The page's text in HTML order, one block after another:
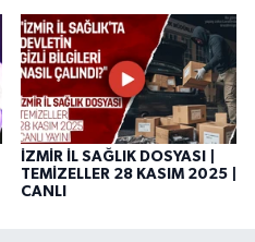
İZMİR İL SAĞLIK DOSYASI |
TEMİZELLER 28 KASIM 2025 |
CANLI